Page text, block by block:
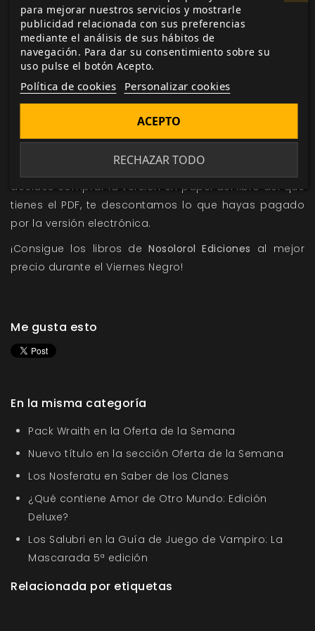
Sortearemos este premioentre los usuarios que
realicen una compra de 5 € o más en nuestra tienda
durante el Viernes Negro de 2014, sea en productos
electrónicos o físicos. Si la suerte te acompaña
podrás llevarte juegos comoMalefic Time:
Plenilunio, Pendragón, Hitos: Guía Genéricay muchos
de 2014. Y recuerda que si más adelante
decides comprar la versión en papel del libro del que
tienes el PDF, te descontamos lo que hayas pagado
por la versión electrónica.
¡Consigue los libros deNosolorol Ediciones al mejor
precio durante el Viernes Negro!
Me gusta esto
En la misma categoría
Pack Wraith en la Oferta de la Semana
Nuevo título en la sección Oferta de la Semana
Los Nosferatu en Saber de los Clanes
¿Qué contiene Amor de Otro Mundo: Edición
Deluxe?
Los Salubri en la Guía de Juego de Vampiro: La
Mascarada 5ª edición
Relacionada por etiquetas
para mejorar nuestros servicios y mostrarle
publicidad relacionada con sus preferencias
mediante el análisis de sus hábitos de
navegación. Para dar su consentimiento sobre su
uso pulse el botón Acepto.
Política de cookies Personalizar cookies
RECHAZAR TODO
ACEPTO